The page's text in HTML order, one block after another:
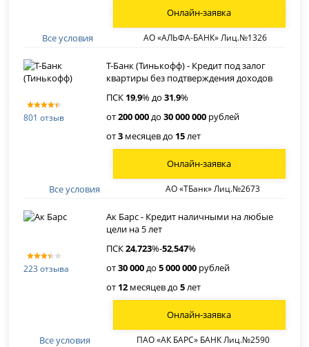
Все условия АО «АЛЬФА-БАНК» Лиц.№1326
Онлайн-заявка
801 отзыв
Т-Банк (Тинькофф) - Кредит под залог
квартиры без подтверждения доходов
ПСК 19,9% до31,9%
от200 000до30 000 000 рублей
от3 месяцев до 15лет
Все условия АО «ТБанк» Лиц.№2673
Онлайн-заявка
223 отзыва
Ак Барс - Кредит наличными на любые
цели на 5 лет
ПСК24,723%-52,547%
от30 000до5 000 000 рублей
от 12 месяцев до5лет
Все условия ПАО «АК БАРС» БАНК Лиц.№2590
Онлайн-заявка